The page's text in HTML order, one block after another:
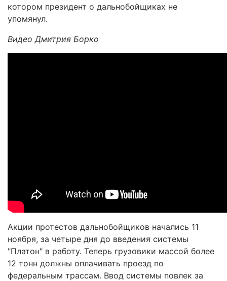
котором президент о дальнобойщиках не
упомянул.
Видео Дмитрия Борко
Акции протестов дальнобойщиков начались 11
ноября, за четыре дня до введения системы
"Платон" в работу. Теперь грузовики массой более
12 тонн должны оплачивать проезд по
федеральным трассам. Ввод системы повлек за